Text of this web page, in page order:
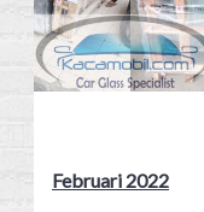
Februari 2022